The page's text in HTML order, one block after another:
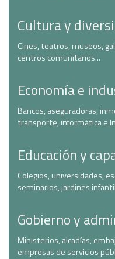
Cultura y
Cines, teatros, museos,
centros comunitarios...
Economía e
Bancos, aseguradoras,
transporte, informática e
Educación y
Colegios, universidades,
seminarios, jardines
Gobierno y
Ministerios, alcadías,
empresas de servicios